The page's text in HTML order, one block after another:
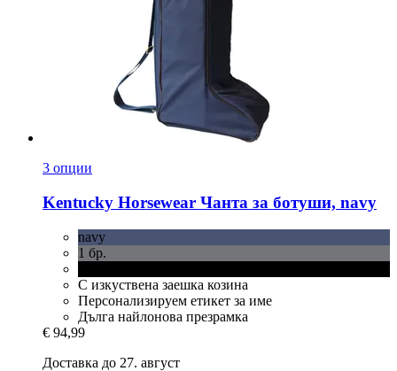
3 опции
Kentucky Horsewear Чанта за ботуши, navy
navy
1 бр.
С изкуствена заешка козина
Персонализируем етикет за име
Дълга найлонова презрамка
€ 94,99
Доставка до 27. август